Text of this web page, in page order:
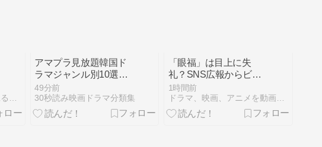
アマプラ見放題韓国ド
ラマジャンル別10選
「恋愛ラブコメ・サス
ペンス・ファンタジ
ー」2026年8月更新
49分前
30秒読み映画ドラマ分類集
「眼福」は目上に失
礼？SNS広報からビジ
ネスメールまで、恥を
かかない使い方と言い
換えガイド
1時間前